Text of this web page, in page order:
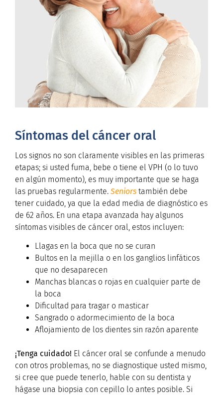
Síntomas del cáncer oral
Los signos no son claramente visibles en las primeras
etapas; si usted fuma, bebe o tiene el VPH (o lo tuvo
en algún momento), es muy importante que se haga
las pruebas regularmente. Seniors también debe
tener cuidado, ya que la edad media de diagnóstico es
de 62 años. En una etapa avanzada hay algunos
síntomas visibles de cáncer oral, estos incluyen:
Llagas en la boca que no se curan
Bultos en la mejilla o en los ganglios linfáticos
que no desaparecen
Manchas blancas o rojas en cualquier parte de
la boca
Dificultad para tragar o masticar
Sangrado o adormecimiento de la boca
Aflojamiento de los dientes sin razón aparente
¡Tenga cuidado! El cáncer oral se confunde a menudo
con otros problemas, no se diagnostique usted mismo,
si cree que puede tenerlo, hable con su dentista y
hágase una biopsia con cepillo lo antes posible. Si